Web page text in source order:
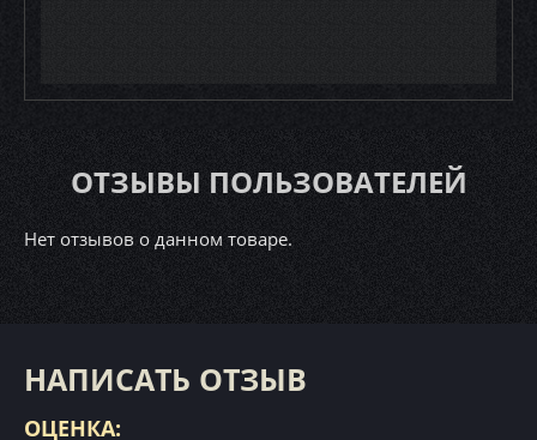
ОТЗЫВЫ ПОЛЬЗОВАТЕЛЕЙ
Нет отзывов о данном товаре.
НАПИСАТЬ ОТЗЫВ
ОЦЕНКА: